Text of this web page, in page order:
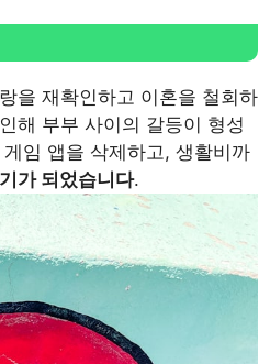
을 재확인하고 이혼을 철회하
해 부부 사이의 갈등이 형성
임 앱을 삭제하고, 생활비까
가 되었습니다.